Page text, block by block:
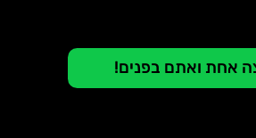
אחת ואתם בפנים!